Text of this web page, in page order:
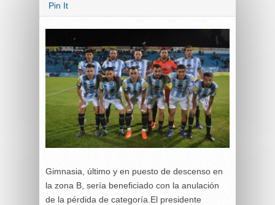
Pin It
Gimnasia, último y en puesto de descenso en
la zona B, sería beneficiado con la anulación
de la pérdida de categoría.El presidente